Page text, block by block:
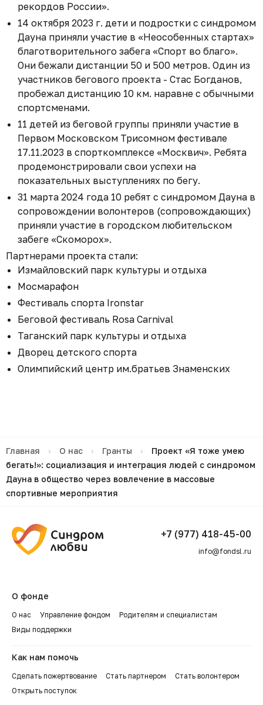
рекордов России».
14 октября 2023 г. дети и подростки с синдромом
Дауна приняли участие в «Неособенных стартах»
благотворительного забега «Спорт во благо».
Они бежали дистанции 50 и 500 метров. Один из
участников бегового проекта - Стас Богданов,
пробежал дистанцию 10 км. наравне с обычными
спортсменами.
11 детей из беговой группы приняли участие в
Первом Московском Трисомном фестивале
17.11.2023 в спорткомплексе «Москвич». Ребята
продемонстрировали свои успехи на
показательных выступлениях по бегу.
31 марта 2024 года 10 ребят с синдромом Дауна в
сопровождении волонтеров (сопровождающих)
приняли участие в городском любительском
забеге «Скоморох».
Партнерами проекта стали:
Измайловский парк культуры и отдыха
Мосмарафон
Фестиваль спорта Ironstar
Беговой фестиваль Rosa Carnival
Таганский парк культуры и отдыха
Дворец детского спорта
Олимпийский центр им.братьев Знаменских
Главная › О нас › Гранты ›
Проект «Я тоже умею
бегать!»: социализация и интеграция людей с синдромом
Дауна в общество через вовлечение в массовые
спортивные мероприятия
+7 (977) 418-45-00
info@fondsl.ru
О фонде
О нас Управление фондом
Родителям и специалистам
Виды поддержки
Как нам помочь
Сделать пожертвование Стать партнером
Стать волонтером
Открыть поступок